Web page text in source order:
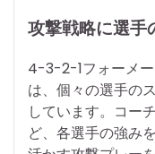
攻撃戦略に選手
4-3-2-1フォーメ
は、個々の選手の
しています。コー
ど、各選手の強み